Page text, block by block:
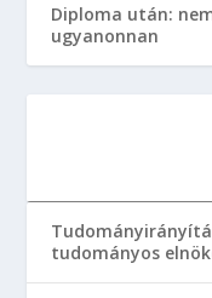
Diploma után:
ugyanonnan
tudományos